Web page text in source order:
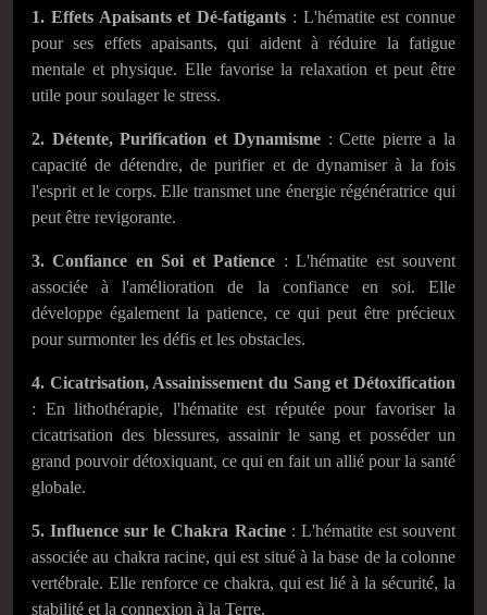
1. Effets Apaisants et Dé-fatigants : L'hématite est connue
pour ses effets apaisants, qui aident à réduire la fatigue
mentale et physique. Elle favorise la relaxation et peut être
utile pour soulager le stress.
2. Détente, Purification et Dynamisme : Cette pierre a la
capacité de détendre, de purifier et de dynamiser à la fois
l'esprit et le corps. Elle transmet une énergie régénératrice qui
peut être revigorante.
3. Confiance en Soi et Patience : L'hématite est souvent
associée à l'amélioration de la confiance en soi. Elle
développe également la patience, ce qui peut être précieux
pour surmonter les défis et les obstacles.
4. Cicatrisation, Assainissement du Sang et Détoxification
: En lithothérapie, l'hématite est réputée pour favoriser la
cicatrisation des blessures, assainir le sang et posséder un
grand pouvoir détoxiquant, ce qui en fait un allié pour la santé
globale.
5. Influence sur le Chakra Racine: L'hématite est souvent
associée au chakra racine, qui est situé à la base de la colonne
vertébrale. Elle renforce ce chakra, qui est lié à la sécurité, la
stabilité et la connexion à la Terre.